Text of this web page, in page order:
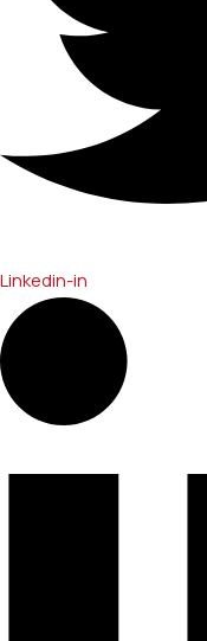
Linkedin-in